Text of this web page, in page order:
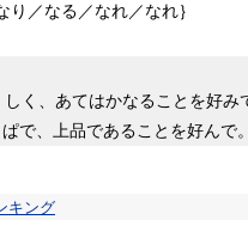
り／なる／なれ／なれ｝
しく、あてはかなることを好み
で、上品であることを好んで
キング